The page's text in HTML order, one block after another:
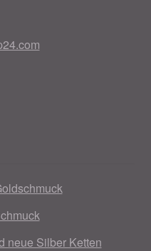
neue Silber Ketten